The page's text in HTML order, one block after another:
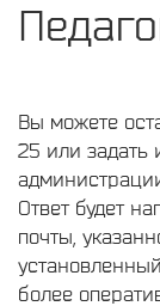
Вы можете
25 или задать
Ответ будет
почты,
более